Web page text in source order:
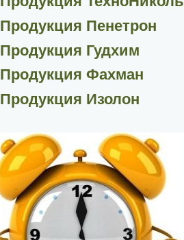
Продукция Пенетрон
Продукция Гудхим
Продукция Фахман
Продукция Изолон